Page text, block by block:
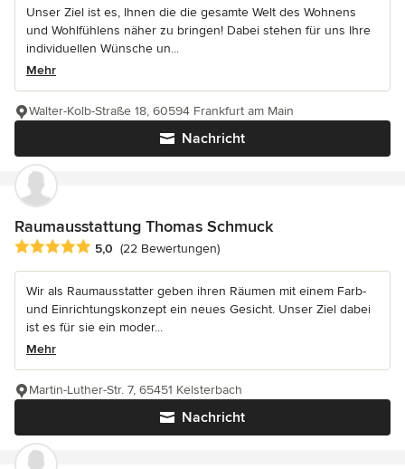
Unser Ziel ist es, Ihnen die die gesamte Welt des Wohnens
und Wohlfühlens näher zu bringen! Dabei stehen für uns Ihre
individuellen Wünsche un...
Mehr
Nachricht
Walter-Kolb-Straße 18, 60594 Frankfurt am Main
Raumausstattung Thomas Schmuck
Durchschnittliche Bewertung: 5 von 5 Sternen
5,0 (22 Bewertungen)
Wir als Raumausstatter geben ihren Räumen mit einem Farb-
und Einrichtungskonzept ein neues Gesicht. Unser Ziel dabei
ist es für sie ein moder...
Mehr
Nachricht
Martin-Luther-Str. 7, 65451 Kelsterbach